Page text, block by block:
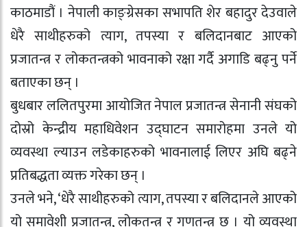
काठमाडौं । नेपाली काङ्ग्रेसका सभापति शेर बहादुर देउवाले
धेरै साथीहरुको त्याग, तपस्या र बलिदानबाट आएको
प्रजातन्त्र र लोकतन्त्रको भावनाको रक्षा गर्दै अगाडि बढ्नु पर्ने
बताएका छन् ।
बुधबार ललितपुरमा आयोजित नेपाल प्रजातन्त्र सेनानी संघको
दोस्रो केन्द्रीय महाधिवेशन उद्घाटन समारोहमा उनले यो
व्यवस्था ल्याउन लडेकाहरुको भावनालाई लिएर अघि बढ्ने
प्रतिबद्धता व्यक्त गरेका छन् ।
उनले भने, ‘धेरै साथीहरुको त्याग, तपस्या र बलिदानले आएको
यो समावेशी प्रजातन्त्र, लोकतन्त्र र गणतन्त्र छ । यो व्यवस्था